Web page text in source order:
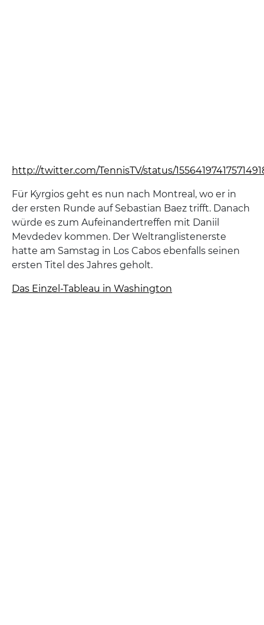
http://twitter.com/TennisTV/status/
Für Kyrgios geht es nun nach Montreal, wo er in
der ersten Runde auf Sebastian Baez trifft. Danach
würde es zum Aufeinandertreffen mit Daniil
Mevdedev kommen. Der Weltranglistenerste
hatte am Samstag in Los Cabos ebenfalls seinen
ersten Titel des Jahres geholt.
Das Einzel-Tableau in Washington